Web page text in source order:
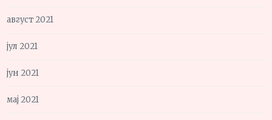
август 2021
јул 2021
јун 2021
мај 2021